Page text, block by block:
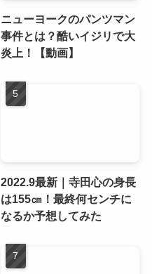
ニューヨークのパンツマン
事件とは？酷いイジリで大
炎上！【動画】
2022.9最新｜寺田心の身長
は155㎝！最終何センチに
なるか予想してみた